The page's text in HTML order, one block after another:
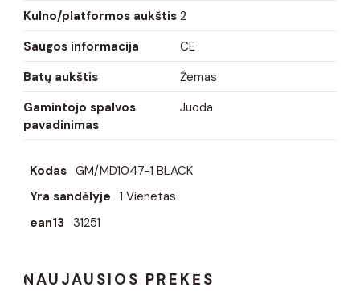
Kulno/platformos aukštis 2
Saugos informacija
CE
Batų aukštis
Žemas
Gamintojo spalvos
pavadinimas
Juoda
Kodas GM/MD1047-1 BLACK
Yra sandėlyje 1 Vienetas
ean13 31251
NAUJAUSIOS PREKĖS